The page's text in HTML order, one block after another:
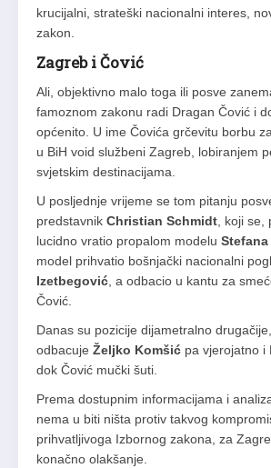
krucijalni, strateški nacionalni interes,
zakon.
Zagreb i Čović
Ali, objektivno malo toga ili posve
famoznom zakonu radi Dragan Čović i
općenito. U ime Čovića grčevitu borbu
u BiH void službeni Zagreb, lobiranjem
svjetskim destinacijama.
U posljednje vrijeme se tom pitanju
predstavnik Christian Schmidt , koji
lucidno vratio propalom modelu
model prihvatio bošnjački nacionalni
Izetbegović , a odbacio u kantu za
Čović.
Danas su pozicije dijametralno
odbacuje Željko Komšić pa vjerojatno i
dok Čović mučki šuti.
Prema dostupnim informacijama i
nema u biti ništa protiv takvog
prihvatljivoga Izbornog zakona, za
konačno olakšanje.